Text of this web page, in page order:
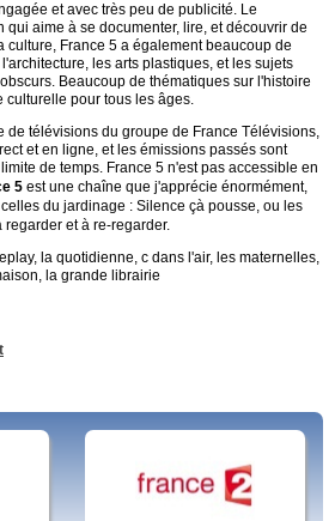
et avec très peu de publicité. Le
aime à se documenter, lire, et découvrir de
culture, France 5 a également beaucoup de
les arts plastiques, et les sujets
Beaucoup de thématiques sur l'histoire
culturelle pour tous les âges.
de télévisions du groupe de France Télévisions,
et en ligne, et les émissions passés sont
de temps. France 5 n'est pas accessible en
5 est une chaîne que j'apprécie énormément,
du jardinage : Silence çà pousse, ou les
et à re-regarder.
la quotidienne, c dans l'air, les maternelles,
la grande librairie